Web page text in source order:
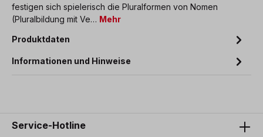
festigen sich spielerisch die Pluralformen von Nomen
(Pluralbildung mit Ve… Mehr
Produktdaten
Informationen und Hinweise
Service-Hotline